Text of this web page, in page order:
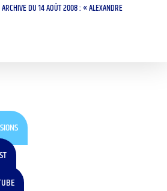
DU 14 AOÛT 2008 : « ALEXANDRE